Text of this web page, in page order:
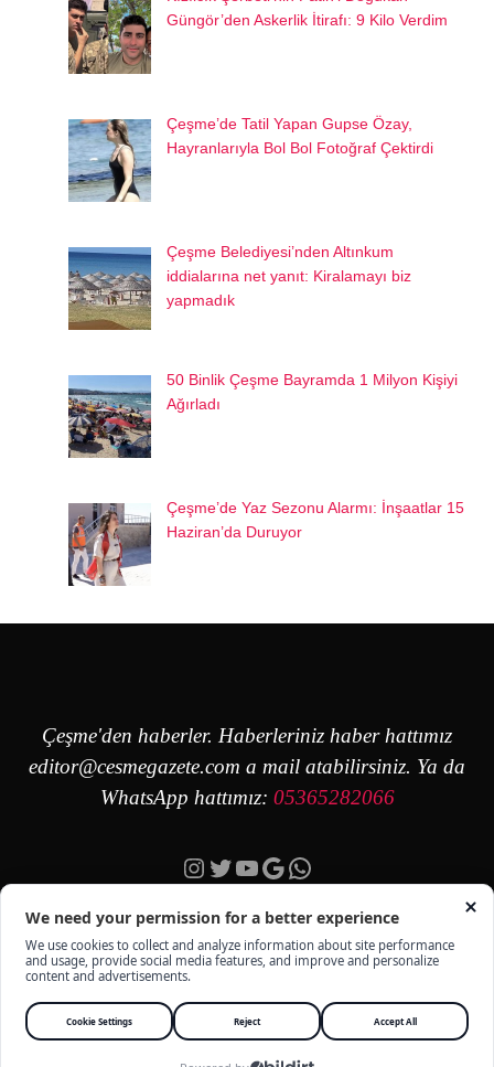
Güngör’den Askerlik İtirafı: 9 Kilo Verdim
Çeşme’de Tatil Yapan Gupse Özay,
Hayranlarıyla Bol Bol Fotoğraf Çektirdi
Çeşme Belediyesi’nden Altınkum
iddialarına net yanıt: Kiralamayı biz
yapmadık
50 Binlik Çeşme Bayramda 1 Milyon Kişiyi
Ağırladı
Çeşme’de Yaz Sezonu Alarmı: İnşaatlar 15
Haziran’da Duruyor
Çeşme'den haberler. Haberleriniz haber hattımız
editor@cesmegazete.com a mail atabilirsiniz. Ya da
WhatsApp hattımız: 05365282066
Instagram
Twitter
YouTube
Google
https://wa.me/
ÇEŞME GAZETE - TÜM HAKKI SAKLIDIR - KÜNYE